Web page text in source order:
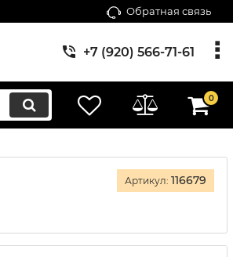
Обратная связь
+7 (920) 566-71-61
0
Артикул: 116679